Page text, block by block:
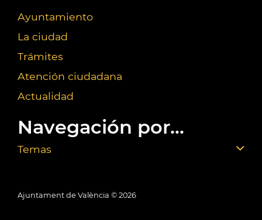
Ayuntamiento
La ciudad
Trámites
Atención ciudadana
Actualidad
Navegación por...
Temas
Ajuntament de València © 2026